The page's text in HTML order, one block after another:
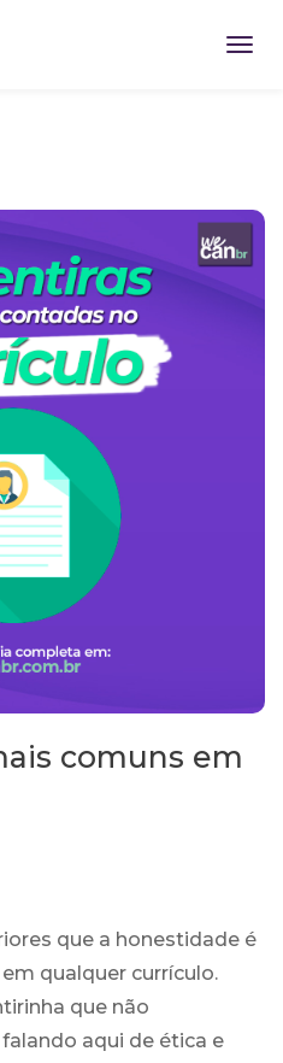
comuns em
que a honestidade é
qualquer currículo.
que não
aqui de ética e